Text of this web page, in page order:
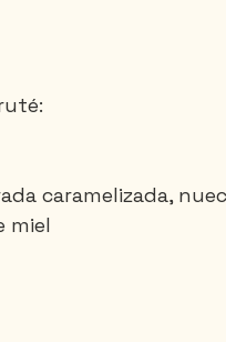
caramelizada,
miel